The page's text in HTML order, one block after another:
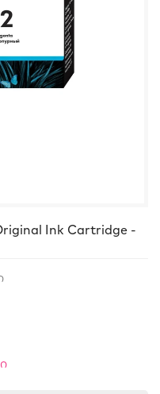
Ink Cartridge -